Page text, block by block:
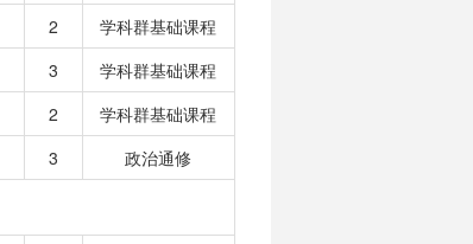
2
学科群基础课程
3
学科群基础课程
2
学科群基础课程
3 政治通修